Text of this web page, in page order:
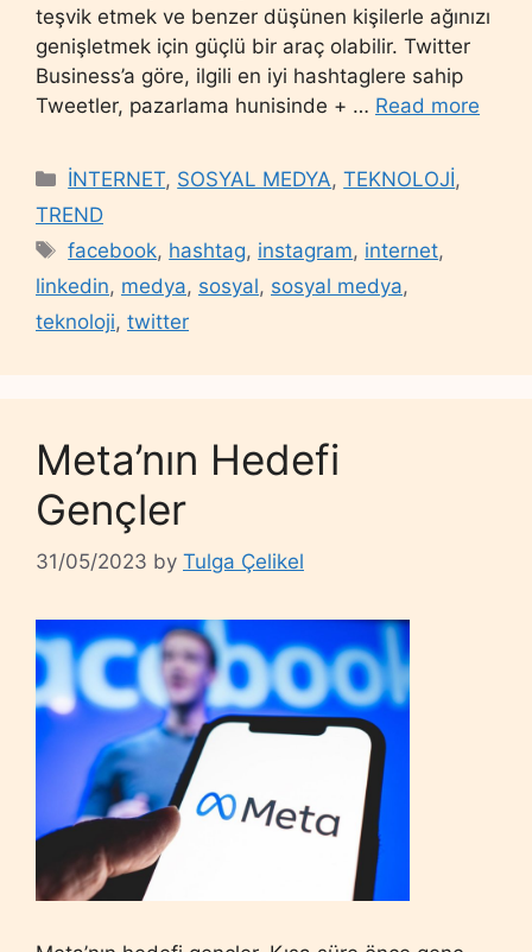
teşvik etmek ve benzer düşünen kişilerle ağınızı
genişletmek için güçlü bir araç olabilir. Twitter
Business’a göre, ilgili en iyi hashtaglere sahip
Tweetler, pazarlama hunisinde + … Read more
Categories
İNTERNET, SOSYAL MEDYA,TEKNOLOJİ,
TREND
Tags
facebook, hashtag, instagram, internet,
linkedin, medya, sosyal, sosyal medya,
teknoloji, twitter
Meta’nın Hedefi
Gençler
31/05/2023 by Tulga Çelikel